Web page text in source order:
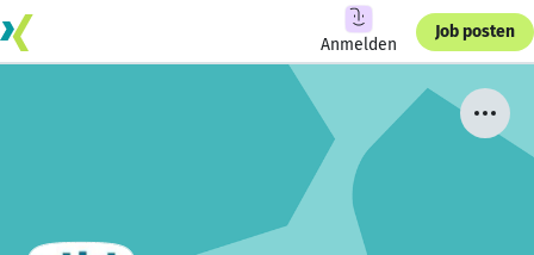
Anmelden
Job posten